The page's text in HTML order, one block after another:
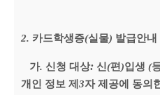
2. 카드학생증(실물) 발급안내
가. 신청 대상: 신 (편 )입생 (
개인 정보 제 3자 제공에 동의